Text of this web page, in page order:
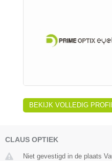
BEKIJK VOLLEDIG
CLAUS OPTIEK
Niet gevestigd in de plaats